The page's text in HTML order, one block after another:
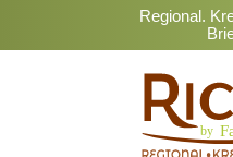
Regional.